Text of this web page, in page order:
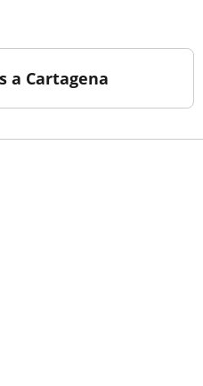
a Cartagena